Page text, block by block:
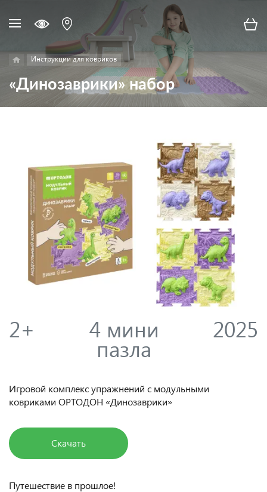
Инструкции для ковриков
«Динозаврики» набор
2+ 4 мини
пазла
2025
Игровой комплекс упражнений с модульными
ковриками ОРТОДОН «Динозаврики»
Скачать
Путешествие в прошлое!